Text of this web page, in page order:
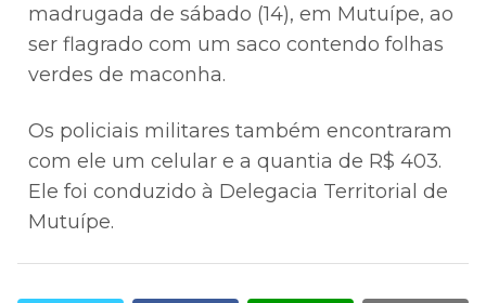
madrugada de sábado (14), em Mutuípe, ao
ser flagrado com um saco contendo folhas
verdes de maconha.
Os policiais militares também encontraram
com ele um celular e a quantia de R$ 403.
Ele foi conduzido à Delegacia Territorial de
Mutuípe.